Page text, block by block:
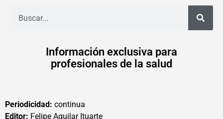
Información exclusiva para
profesionales de la salud
Periodicidad: continua
Editor: Felipe Aguilar Ituarte